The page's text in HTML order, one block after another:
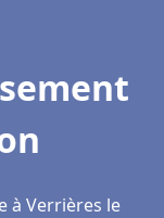
à Verrières le